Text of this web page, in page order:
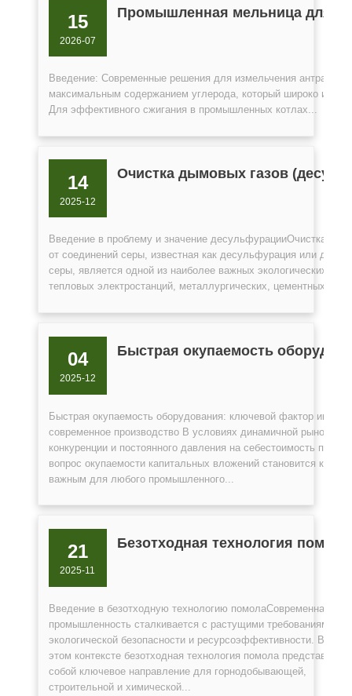
15
2026-07
Промышленная мельница для
Введение: Современные решения для измельчения
максимальным содержанием углерода, который широко
Для эффективного сжигания в промышленных котлах...
14
2025-12
Очистка дымовых газов
Введение в проблему и значение десульфурацииОчистка
от соединений серы, известная как десульфурация или
серы, является одной из наиболее важных экологических
тепловых электростанций, металлургических, цементных и...
04
2025-12
Быстрая окупаемость
Быстрая окупаемость оборудования: ключевой фактор
современное производство В условиях динамичной рыночной
конкуренции и постоянного давления на себестоимость
вопрос окупаемости капитальных вложений становится
важным для любого промышленного...
21
2025-11
Безотходная технология помола
Введение в безотходную технологию помолаСовременная
промышленность сталкивается с растущими требованиями к
экологической безопасности и ресурсоэффективности. В
этом контексте безотходная технология помола представляет
собой ключевое направление для горнодобывающей,
строительной и химической...